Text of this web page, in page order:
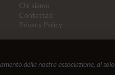
Chi siamo
Contattaci
Privacy Policy
della nostra associazione, al solo